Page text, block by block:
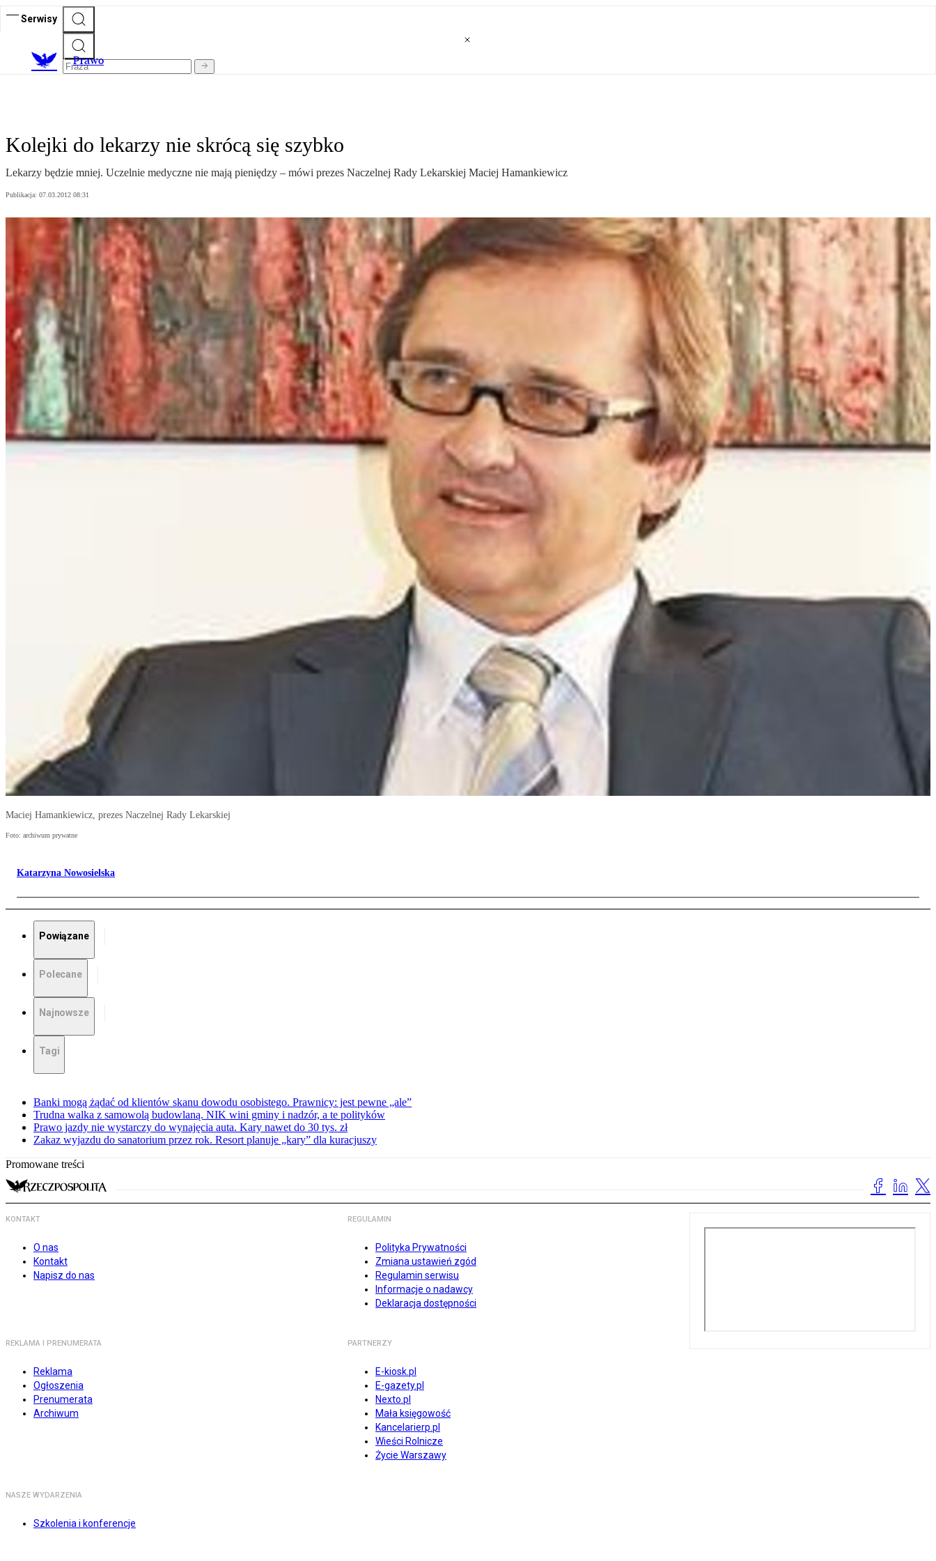
Serwisy
Prawo
Kolejki do lekarzy nie skrócą się szybko
Lekarzy będzie mniej. Uczelnie medyczne nie mają pieniędzy – mówi prezes Naczelnej Rady Lekarskiej Maciej Hamankiewicz
Publikacja: 07.03.2012 08:31
Maciej Hamankiewicz, prezes Naczelnej Rady Lekarskiej
Foto: archiwum prywatne
Katarzyna Nowosielska
Powiązane
Polecane
Najnowsze
Tagi
Banki mogą żądać od klientów skanu dowodu osobistego. Prawnicy: jest pewne „ale”
Trudna walka z samowolą budowlaną. NIK wini gminy i nadzór, a te polityków
Prawo jazdy nie wystarczy do wynajęcia auta. Kary nawet do 30 tys. zł
Zakaz wyjazdu do sanatorium przez rok. Resort planuje „kary” dla kuracjuszy
Promowane treści
KONTAKT
O nas
Kontakt
Napisz do nas
REGULAMIN
Polityka Prywatności
Zmiana ustawień zgód
Regulamin serwisu
Informacje o nadawcy
Deklaracja dostępności
REKLAMA I PRENUMERATA
Reklama
Ogłoszenia
Prenumerata
Archiwum
PARTNERZY
E-kiosk.pl
E-gazety.pl
Nexto.pl
Mała księgowość
Kancelarierp.pl
Wieści Rolnicze
Życie Warszawy
NASZE WYDARZENIA
Szkolenia i konferencje